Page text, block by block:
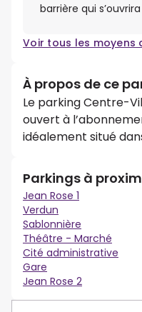
barrière qui
Voir tous les moyens
À propos de ce
Le parking Centre-
ouvert à
idéalement situé
Parkings à
Jean Rose 1
Verdun
Sablonnière
Théâtre - Marché
Cité administrative
Gare
Jean Rose 2